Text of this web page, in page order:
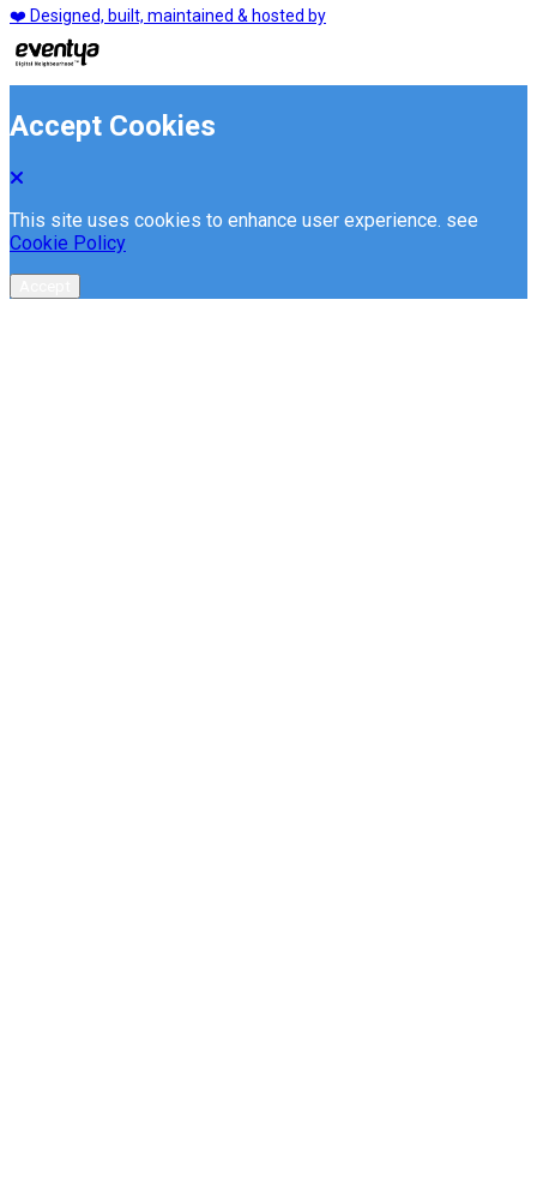
❤️ Designed, built, maintained & hosted by
Accept Cookies
This site uses cookies to enhance user experience. see
Cookie Policy